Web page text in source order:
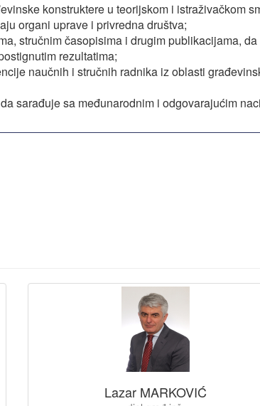
konstruktere u teorijskom i istraživačkom
organi uprave i privredna društva;
stručnim časopisima i drugim publikacijama,
rezultatima;
naučnih i stručnih radnika iz oblasti
sarađuje sa međunarodnim i odgovarajućim
Lazar MARKOVIĆ